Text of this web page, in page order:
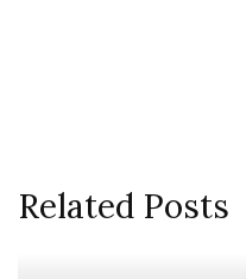
Related Posts